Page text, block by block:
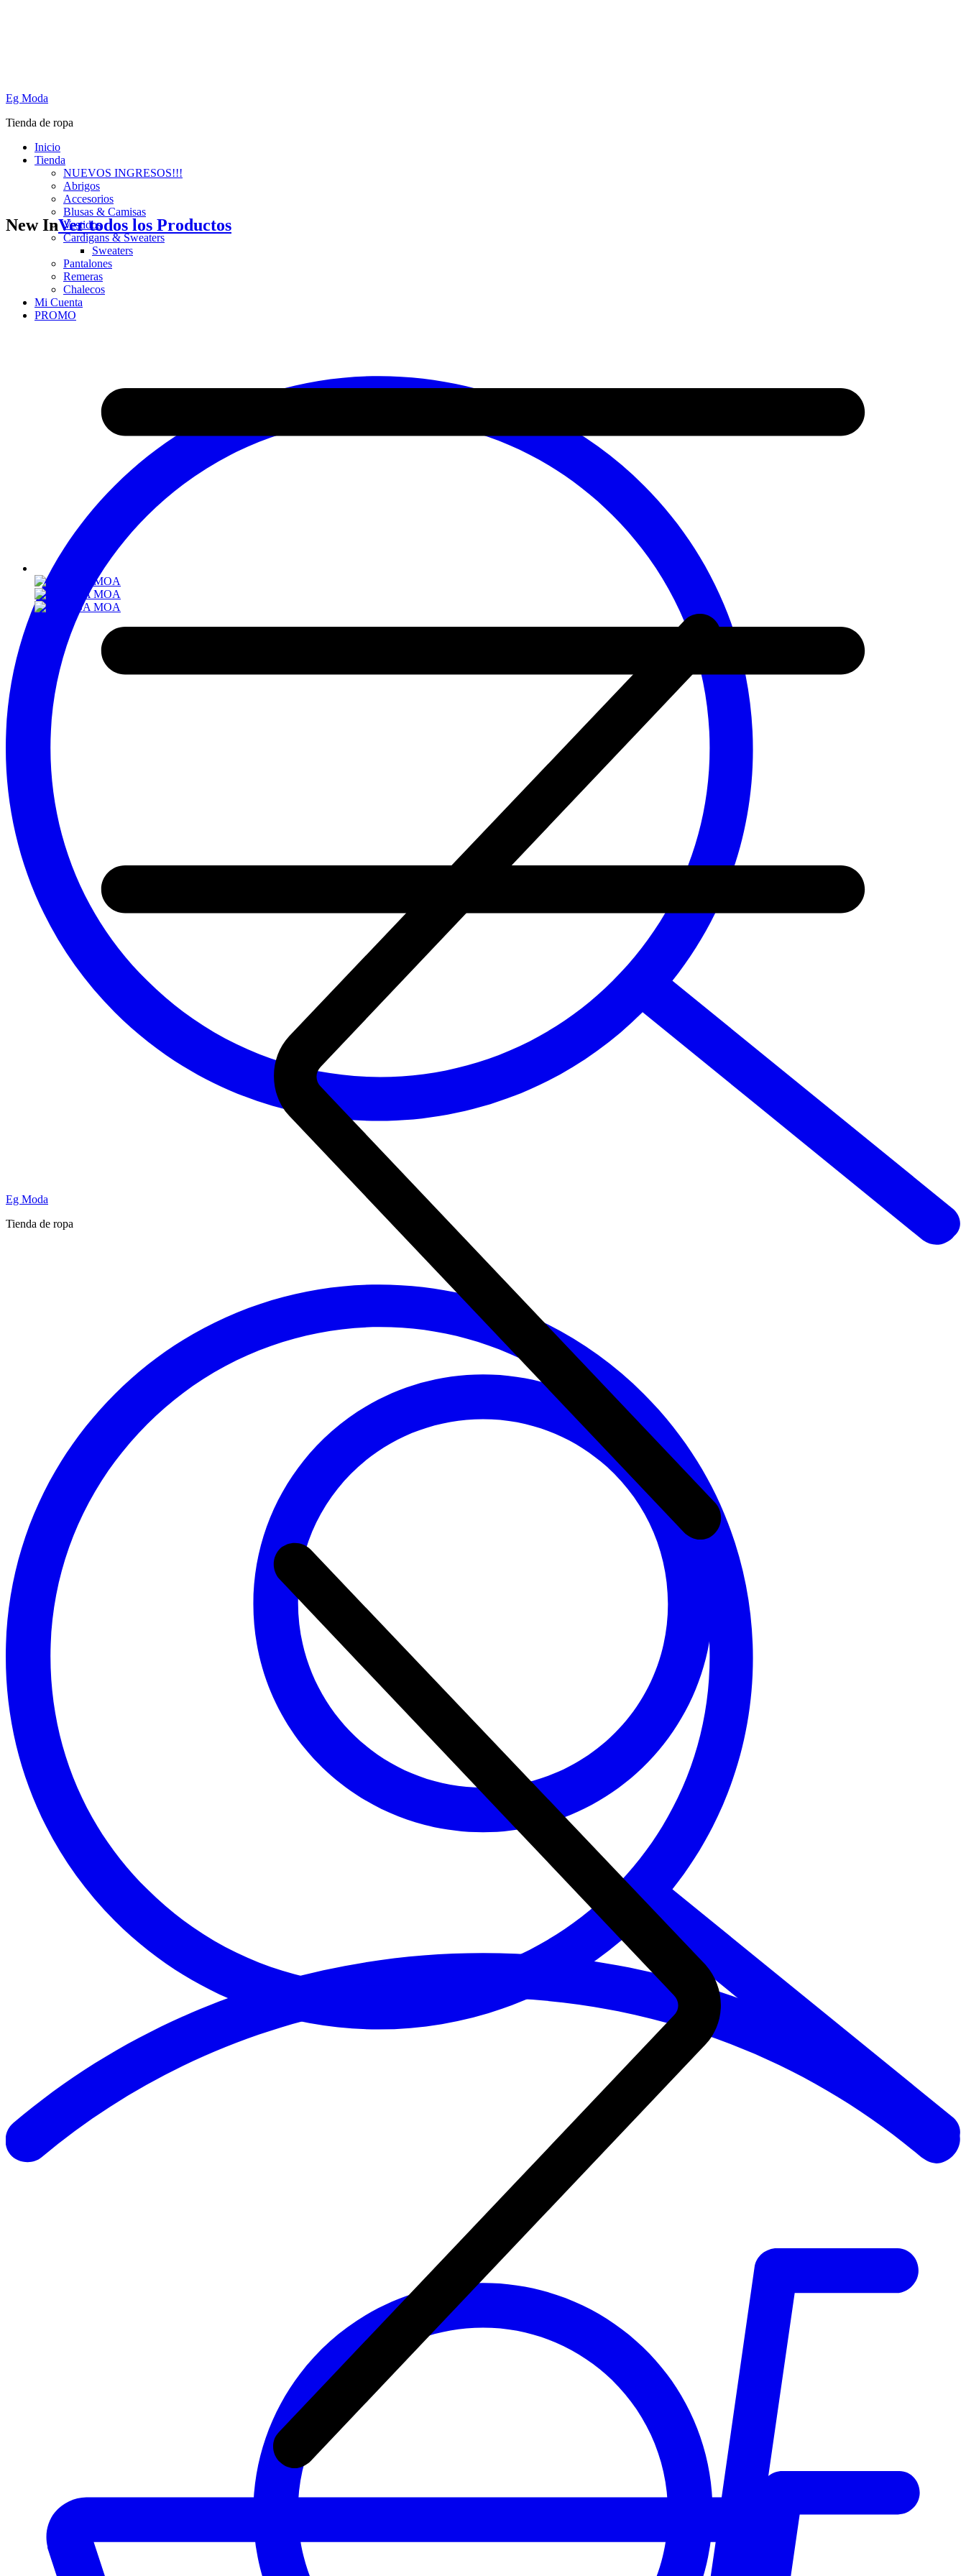
Eg Moda
Tienda de ropa
Inicio
Tienda
NUEVOS INGRESOS!!!
Abrigos
Accesorios
Blusas & Camisas
Vestidos
Cardigans & Sweaters
Sweaters
Pantalones
Remeras
Chalecos
Mi Cuenta
PROMO
Eg Moda
Tienda de ropa
New InVer todos los Productos